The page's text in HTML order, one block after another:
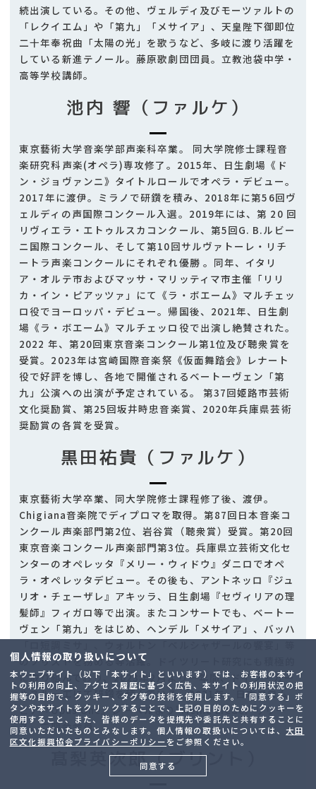
個人情報の取り扱いについて
本ウェブサイト（以下「本サイト」といいます）では、お客様の本サイ
トの利用の向上、アクセス履歴に基づく広告、本サイトの利用状況の把
握等の目的で、クッキー、タグ等の技術を使用します。「同意する」ボ
タンや本サイトをクリックすることで、上記の目的のためにクッキーを
使用すること、また、皆様のデータを提携先や委託先と共有することに
同意いただいたものとみなします。個人情報の取扱いについては、大田
区文化振興協会プライバシーポリシーをご参照ください。
同意する
続出演している。その他、ヴェルディ及びモーツァルトの
「レクイエム」や「第九」「メサイア」、天皇陛下御即位
二十年奉祝曲「太陽の光」を歌うなど、多岐に渡り活躍を
している新進テノール。藤原歌劇団団員。立教池袋中学・
高等学校講師。
池内 響（ファルケ）
東京藝術大学音楽学部声楽科卒業。 同大学院修士課程音
楽研究科声楽(オペラ)専攻修了。2015年、日生劇場《ド
ン・ジョヴァンニ》タイトルロールでオペラ・デビュー。
2017年に渡伊。ミラノで研鑽を積み、2018年に第56回ヴ
ェルディの声国際コンクール入選。2019年には、第 20 回
リヴィエラ・エトゥルスカコンクール、第5回G. B.ルビー
ニ国際コンクール、そして第10回サルヴァトーレ・リチ
ートラ声楽コンクールにそれぞれ優勝 。同年、イタリ
ア・オルテ市およびマッサ・マリッティマ市主催「リリ
カ・イン・ピアッツァ」にて《ラ・ボエーム》マルチェッ
ロ役でヨーロッパ・デビュー。帰国後、2021年、日生劇
場《ラ・ボエーム》マルチェッロ役で出演し絶賛された。
2022 年、第20回東京音楽コンクール第1位及び聴衆賞を
受賞。2023年は宮崎国際音楽祭《仮面舞踏会》レナート
役で好評を博し、各地で開催されるベートーヴェン「第
九」公演への出演が予定されている。 第37回姫路市芸術
文化奨励賞、第25回坂井時忠音楽賞、2020年兵庫県芸術
奨励賞の各賞を受賞。
黒田祐貴（ファルケ）
東京藝術大学卒業、同大学院修士課程修了後、渡伊。
Chigiana音楽院でディプロマを取得。第87回日本音楽コ
ンクール声楽部門第2位、岩谷賞（聴衆賞）受賞。第20回
東京音楽コンクール声楽部門第3位。兵庫県立芸術文化セ
ンターのオペレッタ『メリー・ウィドウ』ダニロでオペ
ラ・オペレッタデビュー。その後も、アントネッロ『ジュ
リオ・チェーザレ』アキッラ、日生劇場『セヴィリアの理
髪師』フィガロ等で出演。またコンサートでも、ベートー
ヴェン「第九」をはじめ、ヘンデル「メサイア」、バッハ
のソリストを務める等活躍。ドイツリート研究にも積極的
に取り組んでおり、2023年2月より一年間、ドイツ・カー
ルスルーエにて研鑽を積んでいる。2021年、日本コロム
ビア『Opus One』レーベルより"Meine Lieder"リリー
ス。二期会会員。
髙梨英次郎（ブリント）